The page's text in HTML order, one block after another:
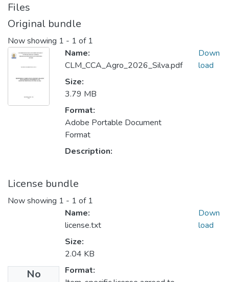
Files
Original bundle
Now showing 1 - 1 of 1
Name:
CLM_CCA_Agro_2026_Silva.pdf
Size:
3.79 MB
Format:
Adobe Portable Document
Format
Description:
Down
load
License bundle
Now showing 1 - 1 of 1
No
Name:
license.txt
Size:
2.04 KB
Format:
Down
load